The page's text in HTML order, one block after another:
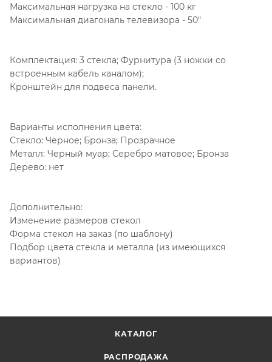
Максимальная нагрузка на стекло - 100 кг
Максимальная диагональ телевизора - 50"
Комплектация: 3 стекла; Фурнитура (3 ножки со
встроенным кабель каналом);
Кронштейн для подвеса панели.
Варианты исполнения цвета:
Стекло: Черное; Бронза; Прозрачное
Металл: Черный муар; Серебро матовое; Бронза
Дерево: нет
Дополнительно:
Изменение размеров стекол
Форма стекол на заказ (по шаблону)
Подбор цвета стекла и металла (из имеющихся
вариантов)
КАТАЛОГ
РАСПРОДАЖА